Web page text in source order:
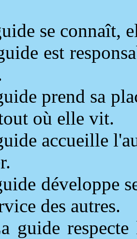
se connaît,
est
prend sa
où elle vit.
accueille
développe
des autres.
guide